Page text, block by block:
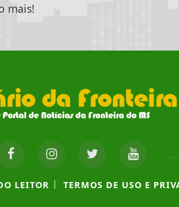
mais!
LEITOR | TERMOS DE USO E